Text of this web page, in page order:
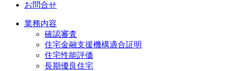
お問合せ
業務内容
確認審査
住宅金融支援機構適合証明
住宅性能評価
長期優良住宅